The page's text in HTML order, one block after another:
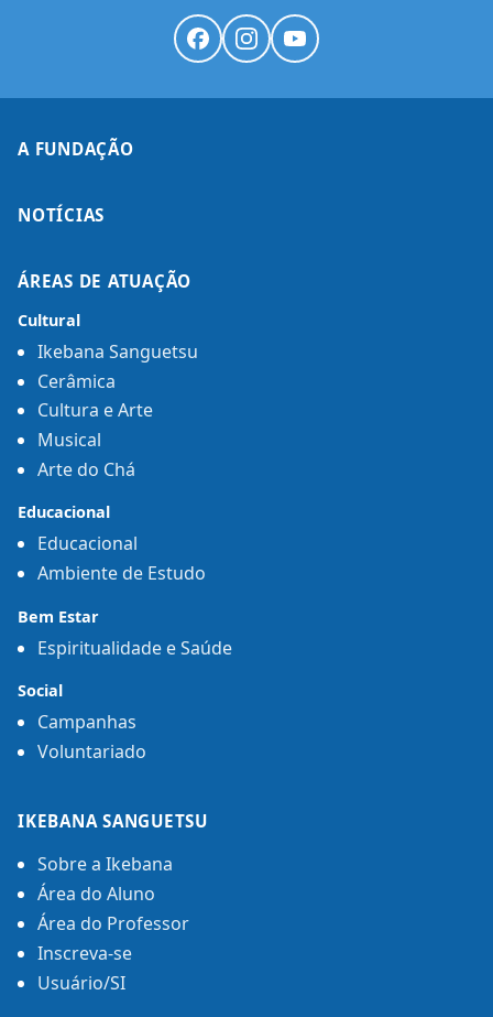
A FUNDAÇÃO
NOTÍCIAS
ÁREAS DE ATUAÇÃO
Cultural
Ikebana Sanguetsu
Cerâmica
Cultura e Arte
Musical
Arte do Chá
Educacional
Educacional
Ambiente de Estudo
Bem Estar
Espiritualidade e Saúde
Social
Campanhas
Voluntariado
IKEBANA SANGUETSU
Sobre a Ikebana
Área do Aluno
Área do Professor
Inscreva-se
Usuário/SI